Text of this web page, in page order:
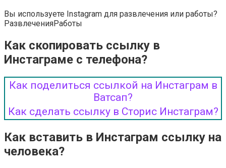
Вы используете Instagram для развлечения или работы?
РазвлеченияРаботы
Как скопировать ссылку в
Инстаграме с телефона?
Как поделиться ссылкой на Инстаграм в
Ватсап?
Как сделать ссылку в Сторис Инстаграм?
Как вставить в Инстаграм ссылку на
человека?